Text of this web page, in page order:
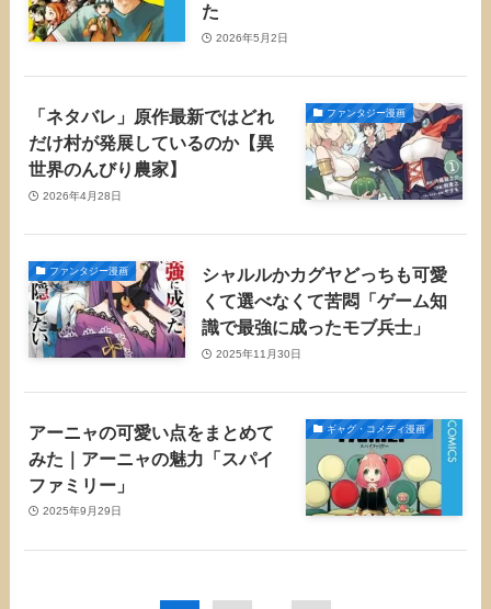
た
2026年5月2日
ファンタジー漫画
「ネタバレ」原作最新ではどれ
だけ村が発展しているのか【異
世界のんびり農家】
2026年4月28日
ファンタジー漫画
シャルルかカグヤどっちも可愛
くて選べなくて苦悶「ゲーム知
識で最強に成ったモブ兵士」
2025年11月30日
ギャグ・コメディ漫画
アーニャの可愛い点をまとめて
みた｜アーニャの魅力「スパイ
ファミリー」
2025年9月29日